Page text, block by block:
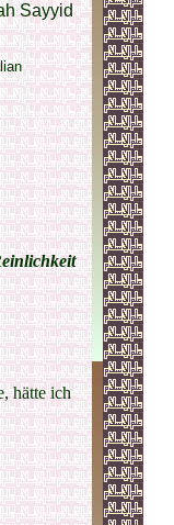
Sayyid
hätte ich